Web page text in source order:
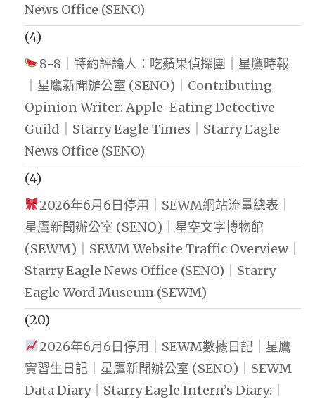
News Office (SENO)
(4)
8-8｜特約評論人：吃蘋果偵探團｜星鷹時報
｜星鷹新聞辦公室 (SENO)｜Contributing
Opinion Writer: Apple-Eating Detective
Guild｜Starry Eagle Times｜Starry Eagle
News Office (SENO)
(4)
2026年6月6日停用｜SEWM網站流量總表｜
星鷹新聞辦公室 (SENO)｜星空文字博物館
(SEWM)｜SEWM Website Traffic Overview｜
Starry Eagle News Office (SENO)｜Starry
Eagle Word Museum (SEWM)
(20)
2026年6月6日停用｜SEWM數據日記｜星鷹
實習生日記｜星鷹新聞辦公室 (SENO)｜SEWM
Data Diary｜Starry Eagle Intern’s Diary:｜